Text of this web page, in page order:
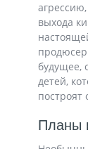
выхода
будущее,
детей,
построят
Планы